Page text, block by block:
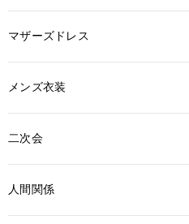
マザーズドレス
メンズ衣装
二次会
人間関係